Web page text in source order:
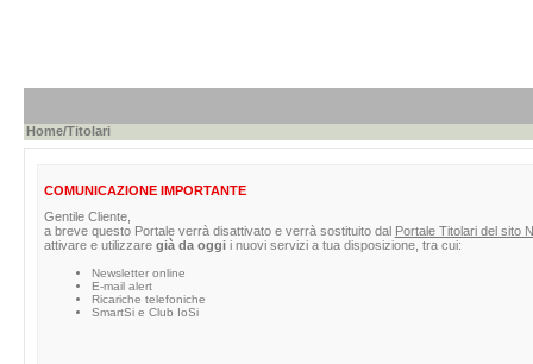
Home/Titolari
COMUNICAZIONE IMPORTANTE
Gentile Cliente,
a breve questo Portale verrà disattivato e verrà sostituito dal Portale Titolari del sito
attivare e utilizzare già da oggii nuovi servizi a tua disposizione, tra cui:
Newsletter online
E-mail alert
Ricariche telefoniche
SmartSi e Club IoSi